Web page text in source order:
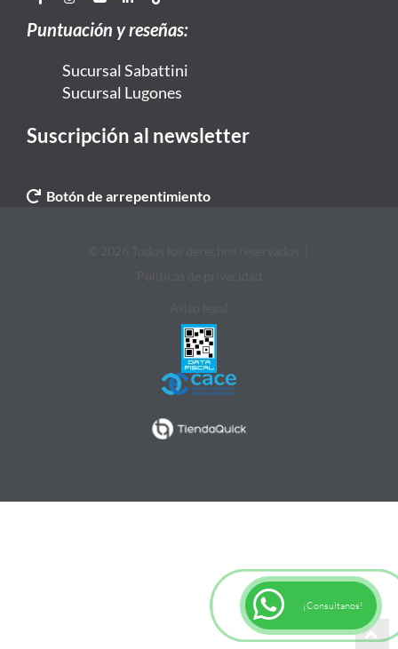
Puntuación y reseñas:
Sucursal Sabattini
Sucursal Lugones
Suscripción al newsletter
Botón de arrepentimiento
¡Consultanos!